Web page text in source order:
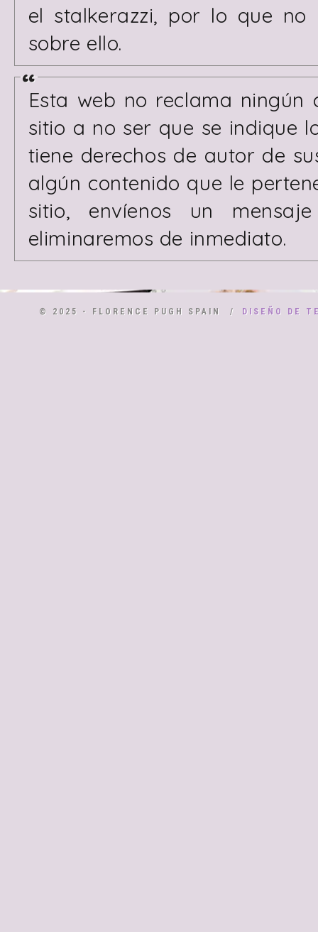
el stalkerazzi, por lo que no
sobre ello.
Esta web no reclama
sitio a no ser que se indique
tiene derechos de autor de
algún contenido que le
sitio, envíenos un
eliminaremos de inmediato.
© 2025 - FLORENCE PUGH SPAIN / DISEÑO DE